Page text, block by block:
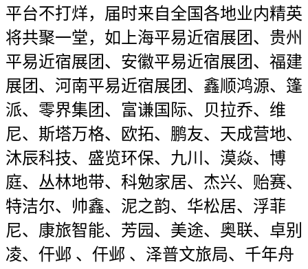
平台不打烊，届时来自全国各地业内精英
将共聚一堂，如上海平易近宿展团、贵州
平易近宿展团、安徽平易近宿展团、福建
展团、河南平易近宿展团、鑫顺鸿源、篷
派、零界集团、富谦国际、贝拉乔、维
尼、斯塔万格、欧拓、鹏友、天成营地、
沐辰科技、盛览环保、九川、漠焱、博
庭、丛林地带、科勉家居、杰兴、贻赛、
特洁尔、帅鑫、泥之韵、华松居、浮菲
尼、康旅智能、芳园、美途、奥联、卓别
凌、仠邺 、仠邺 、泽普文旅局、千年舟